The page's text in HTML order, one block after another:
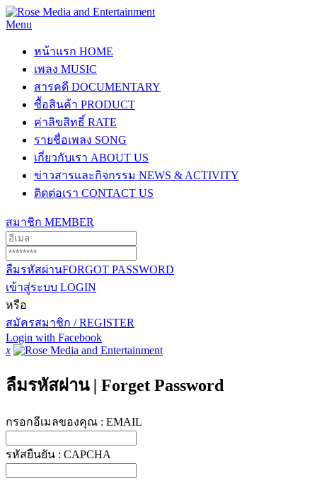
Menu
หน้าแรก HOME
เพลง MUSIC
สารคดี DOCUMENTARY
ซื้อสินค้า PRODUCT
ค่าลิขสิทธิ์ RATE
รายชื่อเพลง SONG
เกี่ยวกับเรา ABOUT US
ข่าวสารและกิจกรรม NEWS & ACTIVITY
ติดต่อเรา CONTACT US
สมาชิก MEMBER
ลืมรหัสผ่านFORGOT PASSWORD
เข้าสู่ระบบ LOGIN
หรือ
สมัครสมาชิก / REGISTER
Login with Facebook
x
ลืมรหัสผ่าน | Forget Password
กรอกอีเมลของคุณ : EMAIL
รหัสยืนยัน : CAPCHA